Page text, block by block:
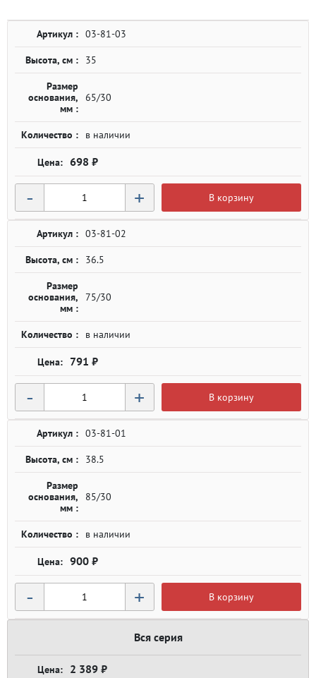
Артикул : 03-81-03
Высота, см : 35
Размер
основания,
мм :
65/30
Количество : в наличии
698 ₽
- + В корзину
Артикул : 03-81-02
Высота, см : 36.5
Размер
основания,
мм :
75/30
Количество : в наличии
791 ₽
- + В корзину
Артикул : 03-81-01
Высота, см : 38.5
Размер
основания,
мм :
85/30
Количество : в наличии
900 ₽
- + В корзину
Вся серия
2 389 ₽